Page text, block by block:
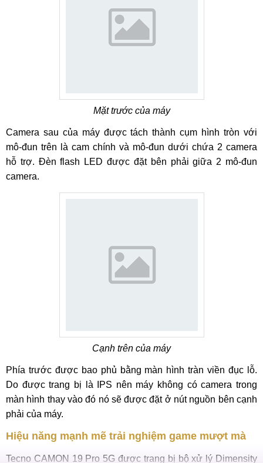
Mặt trước của máy
Camera sau của máy được tách thành cụm hình tròn với
mô-đun trên là cam chính và mô-đun dưới chứa 2 camera
hỗ trợ. Đèn flash LED được đặt bên phải giữa 2 mô-đun
camera.
Cạnh trên của máy
Phía trước được bao phủ bằng màn hình tràn viền đục lỗ.
Do được trang bị là IPS nên máy không có camera trong
màn hình thay vào đó nó sẽ được đặt ở nút nguồn bên cạnh
phải của máy.
Hiệu năng mạnh mẽ trải nghiệm game mượt mà
Tecno CAMON 19 Pro 5G được trang bị bộ xử lý Dimensity